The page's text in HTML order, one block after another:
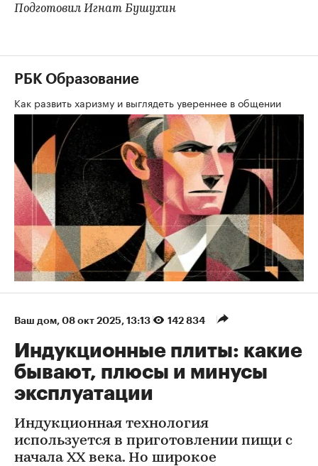
Подготовил Игнат Бушухин
РБК Образование
Как развить харизму и выглядеть увереннее в общении
Ваш дом 08 окт 2025, 13:13 142 834
Индукционные плиты: какие
бывают, плюсы и минусы
эксплуатации
Индукционная технология
используется в приготовлении пищи с
начала XX века. Но широкое